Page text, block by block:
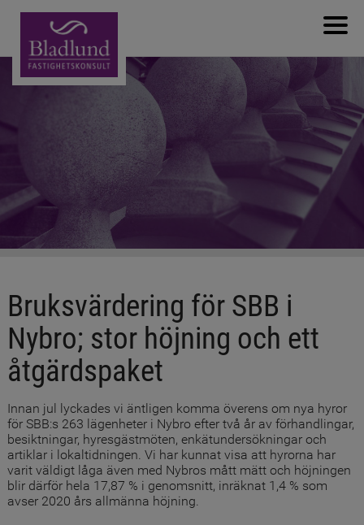
Välkommen
Om bolaget
Produkter & Tjänster
Kontakta oss
Bruksvärdering för SBB i
Nybro; stor höjning och ett
åtgärdspaket
Innan jul lyckades vi äntligen komma överens om nya hyror
för SBB:s 263 lägenheter i Nybro efter två år av förhandlingar,
besiktningar, hyresgästmöten, enkätundersökningar och
artiklar i lokaltidningen. Vi har kunnat visa att hyrorna har
varit väldigt låga även med Nybros mått mätt och höjningen
blir därför hela 17,87 % i genomsnitt, inräknat 1,4 % som
avser 2020 års allmänna höjning.